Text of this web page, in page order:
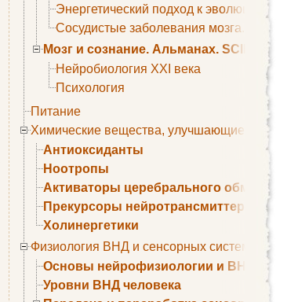
Энергетический подход к эволюции мозга
Сосудистые заболевания мозга. Все
Мозг и сознание. Альманах. SCIENTIFIC
Нейробиология XXI века
Психология
Питание
Химические вещества, улучшающие
Антиоксиданты
Ноотропы
Активаторы церебрального обмена
Прекурсоры нейротрансмиттеров
Холинергетики
Физиология ВНД и сенсорных систем
Основы нейрофизиологии и ВНД
Уровни ВНД человека